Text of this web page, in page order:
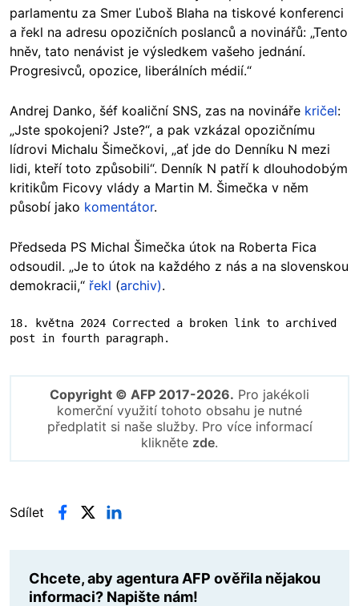
parlamentu za Smer Ľuboš Blaha na tiskové konferenci
a řekl na adresu opozičních poslanců a novinářů: „Tento
hněv, tato nenávist je výsledkem vašeho jednání.
Progresivců, opozice, liberálních médií.“
Andrej Danko, šéf koaliční SNS, zas na novináře kričel:
„Jste spokojeni? Jste?“, a pak vzkázal opozičnímu
lídrovi Michalu Šimečkovi, „ať jde do Denníku N mezi
lidi, kteří toto způsobili“. Denník N patří k dlouhodobým
kritikům Ficovy vlády a Martin M. Šimečka v něm
působí jako komentátor.
Předseda PS Michal Šimečka útok na Roberta Fica
odsoudil. „Je to útok na každého z nás a na slovenskou
demokracii,“ řekl (archiv).
18. května 2024 Corrected a broken link to archived
post in fourth paragraph.
Copyright © AFP 2017-2026. Pro jakékoli
komerční využití tohoto obsahu je nutné
předplatit si naše služby. Pro více informací
klikněte zde.
Sdílet
Chcete, aby agentura AFP ověřila nějakou
informaci? Napište nám!